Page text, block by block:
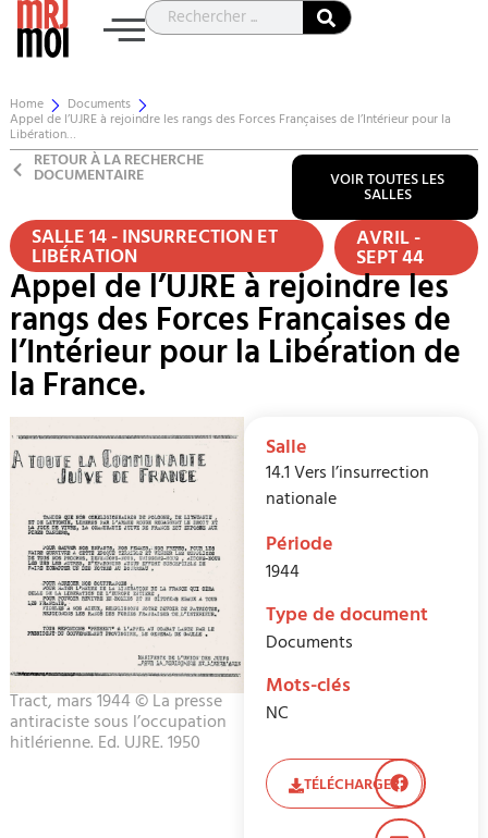
Home Documents
Appel de l’UJRE à rejoindre les rangs des Forces Françaises de l’Intérieur pour la
Libération…
RETOUR À LA RECHERCHE
DOCUMENTAIRE VOIR TOUTES LES
SALLES
SALLE 14 - INSURRECTION ET
LIBÉRATION AVRIL -
SEPT 44
Appel de l’UJRE à rejoindre les
rangs des Forces Françaises de
l’Intérieur pour la Libération de
la France.
Tract, mars 1944 © La presse
antiraciste sous l’occupation
hitlérienne. Ed. UJRE. 1950
Salle
14.1 Vers l’insurrection
nationale
Période
1944
Type de document
Documents
Mots-clés
NC
TÉLÉCHARGER